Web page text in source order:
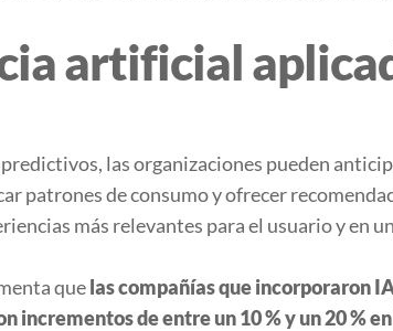
artificial
las organizaciones pueden
patrones de consumo y ofrecer
más relevantes para el usuario y en
quelas compañías que incorporaron
incrementos de entre un 10 % y un 20 %